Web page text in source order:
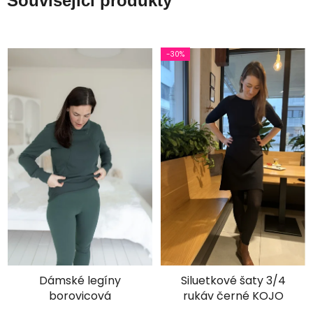
Dámské legíny
borovicová
-30%
Siluetkové šaty 3/4
rukáv černé KOJO
×
Je libo SLEVA 15 %
na 1. nákup?